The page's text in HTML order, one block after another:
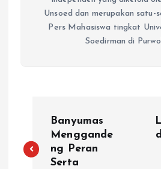
Unsoed dan merupakan satu-
Pers Mahasiswa tingkat
Soedirman di
Banyumas
Menggande
ng Peran
Serta